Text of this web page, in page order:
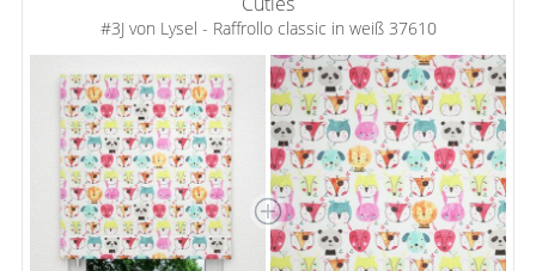
#3J von Lysel - Raffrollo classic in weiß 37610